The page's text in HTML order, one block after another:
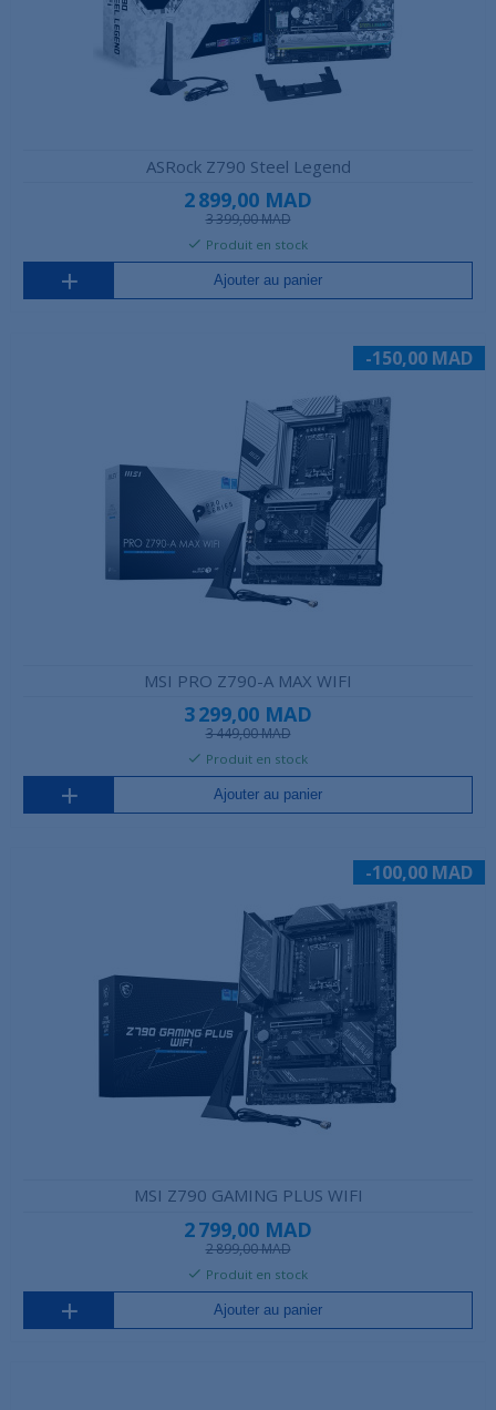
ASRock Z790 Steel Legend
2 899,00 MAD
3 399,00 MAD
Produit en stock
Ajouter au panier
-150,00 MAD
MSI PRO Z790-A MAX WIFI
3 299,00 MAD
3 449,00 MAD
Produit en stock
Ajouter au panier
-100,00 MAD
MSI Z790 GAMING PLUS WIFI
2 799,00 MAD
2 899,00 MAD
Produit en stock
Ajouter au panier